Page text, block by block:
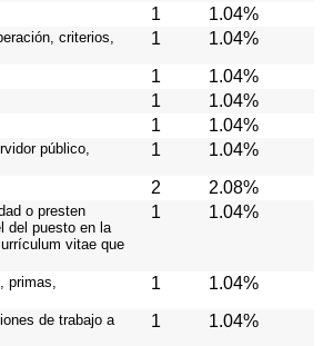
1 1.04%
criterios,
1 1.04%
1 1.04%
1 1.04%
1 1.04%
público,
1 1.04%
2 2.08%
o presten
del puesto en la
vitae que
1 1.04%
primas,
1 1.04%
de trabajo a
1 1.04%